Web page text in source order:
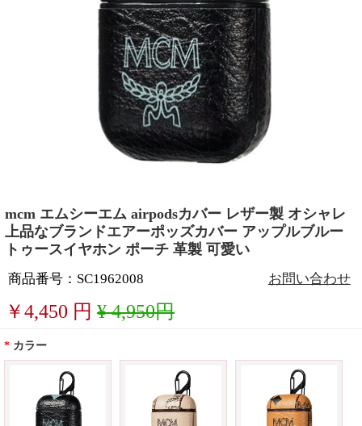
mcm エムシーエム airpodsカバー レザー製 オシャレ
上品なブランドエアーポッズカバー アップルブルー
トゥースイヤホン ポーチ 革製 可愛い
商品番号：SC1962008 お問い合わせ
￥4,450 円 ¥ 4,950円
* カラー